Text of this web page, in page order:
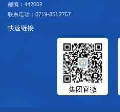
邮编：442002
联系电话：0719-8512767
快速链接
集团官微